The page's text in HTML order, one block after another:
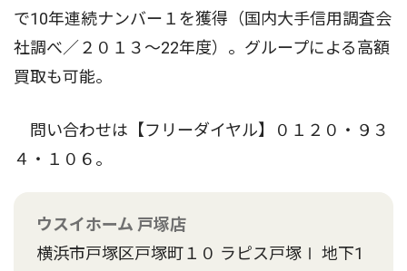
で10年連続ナンバー１を獲得（国内大手信用調査会
社調べ／２０１３〜22年度）。グループによる高額
買取も可能。
問い合わせは【フリーダイヤル】０１２０・９３
４・１０６。
ウスイホーム 戸塚店
横浜市戸塚区戸塚町１０ ラピス戸塚Ⅰ 地下1